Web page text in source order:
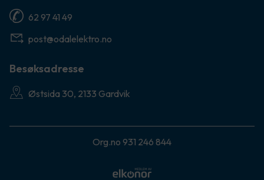
62 97 41 49
post@odalelektro.no
Besøksadresse
Østsida 30, 2133 Gardvik
Org.no 931 246 844